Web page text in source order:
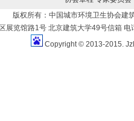
版权所有：中国城市环境卫生协会建
展览馆路1号 北京建筑大学49号信箱
Copyright © 2013-2015.